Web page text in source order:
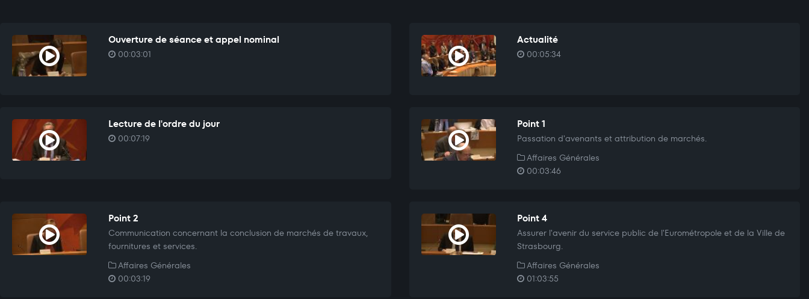
Ouverture de séance et appel nominal
00:03:01
Actualité
00:05:34
Lecture de l'ordre du jour
00:07:19
Point 1
Passation d'avenants et attribution de marchés.
Affaires Générales
00:03:46
Point 2
Communication concernant la conclusion de marchés de travaux,
fournitures et services.
Affaires Générales
00:03:19
Point 4
Assurer l'avenir du service public de l'Eurométropole et de la Ville de
Strasbourg.
Affaires Générales
01:03:55